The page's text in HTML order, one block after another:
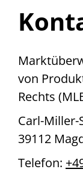
von
Rechts
Carl-Miller-
39112
Telefon: